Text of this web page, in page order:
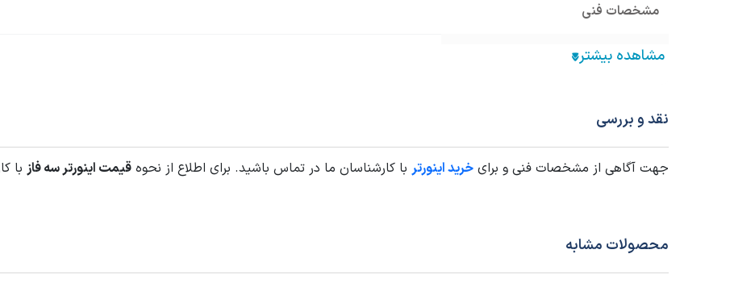
مشخصات فنی
نوع کاربرد اینورتر
شبکه
توان ورودی
نقد و بررسی
جهت آگاهی از مشخصات فنی و برای خرید اینورتر با کارشناسان ما در تماس باشید. برای اطلاع از نحوه قیمت اینورتر سه فاز با
محصولات مشابه